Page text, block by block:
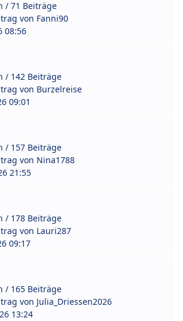
/ 71 Beiträge
von Fanni90
08:56
/ 142 Beiträge
von Burzelreise
09:01
/ 157 Beiträge
von Nina1788
21:55
/ 178 Beiträge
von Lauri287
09:17
/ 165 Beiträge
von Julia_Driessen2026
13:24